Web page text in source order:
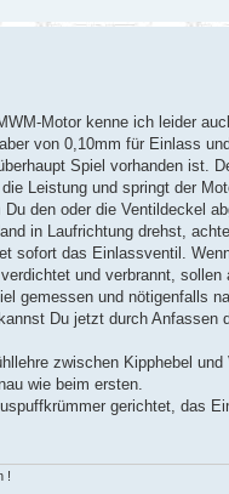
Motor kenne ich leider
von 0,10mm für Einlass
Spiel vorhanden ist.
Leistung und springt der
den oder die Ventildeckel
in Laufrichtung drehst,
sofort das Einlassventil.
und verbrannt,
gemessen und nötigenfalls
Du jetzt durch
zwischen Kipphebel und
wie beim ersten.
gerichtet, das
!